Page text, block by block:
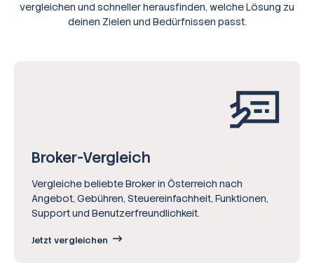
vergleichen und schneller herausfinden, welche Lösung zu
deinen Zielen und Bedürfnissen passt.
Broker-Vergleich
Vergleiche beliebte Broker in Österreich nach
Angebot, Gebühren, Steuereinfachheit, Funktionen,
Support und Benutzerfreundlichkeit.
Jetzt vergleichen